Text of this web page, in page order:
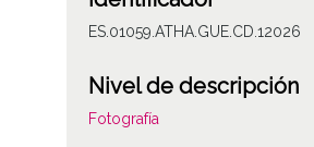
ES.01059.ATHA.GUE.CD.12026
Nivel de descripción
Fotografía